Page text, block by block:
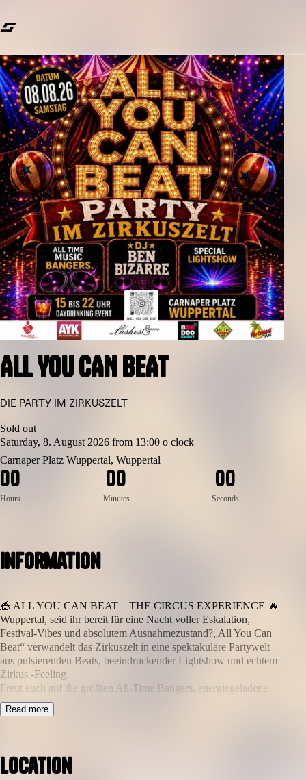
ALL YOU CAN BEAT
DIE PARTY IM ZIRKUSZELT
Sold out
Saturday, 8. August 2026 from 13:00 o clock
Carnaper Platz Wuppertal, Wuppertal
00
Hours
00
Minutes
00
Seconds
Information
🎪 ALL YOU CAN BEAT – THE CIRCUS EXPERIENCE 🔥
Wuppertal, seid ihr bereit für eine Nacht voller Eskalation,
Festival-Vibes und absolutem Ausnahmezustand?„All You Can
Beat“ verwandelt das Zirkuszelt in eine spektakuläre Partywelt
aus pulsierenden Beats, beeindruckender Lightshow und echtem
Zirkus -Feeling.
Freut euch auf die größten All-Time Bangers, energiegeladene
Sets von DJ Ben Bizarre und eine Atmosphäre zwischen
Daydrinking, Festival und Clubnacht. Von den ersten Drinks bis
Read more
Location